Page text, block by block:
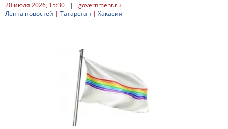
20 июля 2026, 15:30 |
government.ru
Лента новостей | Татарстан | Хакасия